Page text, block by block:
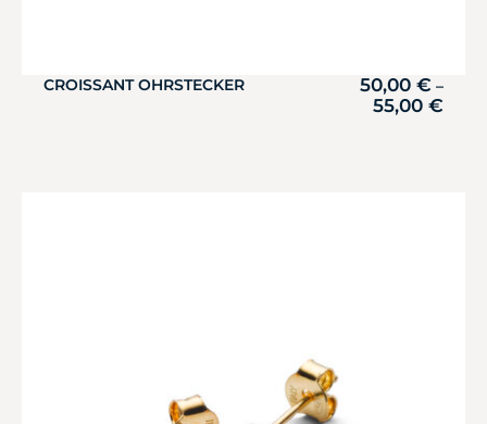
CROISSANT OHRSTECKER 50,00 € –
55,00 €